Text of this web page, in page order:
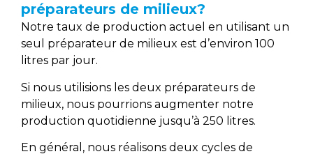
préparateurs de milieux?
Notre taux de production actuel en utilisant un
seul préparateur de milieux est d’environ 100
litres par jour.
Si nous utilisions les deux préparateurs de
milieux, nous pourrions augmenter notre
production quotidienne jusqu’à 250 litres.
En général, nous réalisons deux cycles de